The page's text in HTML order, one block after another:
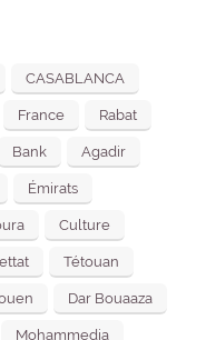
CASABLANCA
France Rabat
Bank Agadir
Émirats
Culture
Tétouan
Dar Bouaaza
Mohammedia